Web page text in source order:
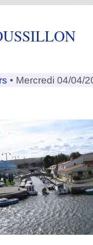
• Mercredi 04/04/